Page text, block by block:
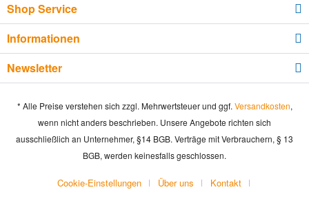
Shop Service
Informationen
Newsletter
* Alle Preise verstehen sich zzgl. Mehrwertsteuer und ggf. Versandkosten,
wenn nicht anders beschrieben. Unsere Angebote richten sich
ausschließlich an Unternehmer, §14 BGB. Verträge mit Verbrauchern, § 13
BGB, werden keinesfalls geschlossen.
Cookie-Einstellungen Über uns
Kontakt